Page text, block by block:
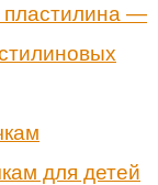
пластилина —
для детей